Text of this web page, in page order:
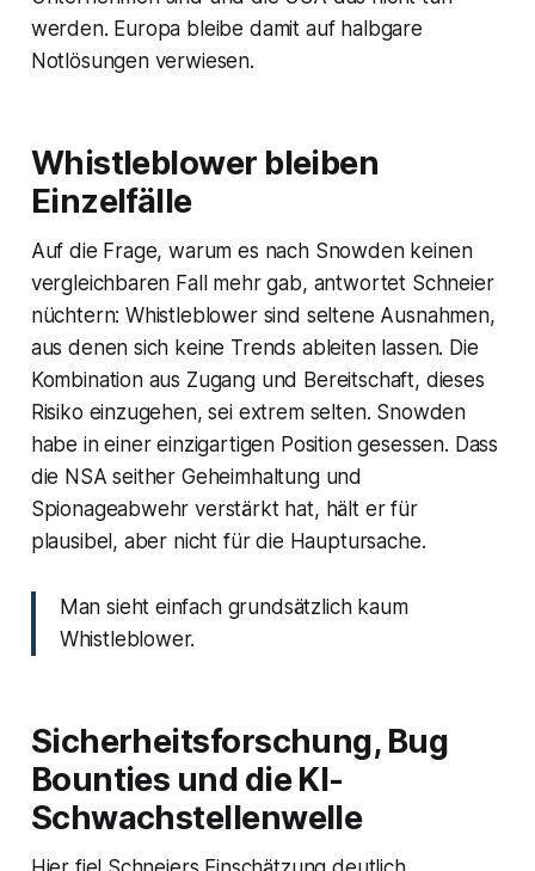
werden. Europa bleibe damit auf halbgare
Notlösungen verwiesen.
Whistleblower bleiben
Einzelfälle
Auf die Frage, warum es nach Snowden keinen
vergleichbaren Fall mehr gab, antwortet Schneier
nüchtern: Whistleblower sind seltene Ausnahmen,
aus denen sich keine Trends ableiten lassen. Die
Kombination aus Zugang und Bereitschaft, dieses
Risiko einzugehen, sei extrem selten. Snowden
habe in einer einzigartigen Position gesessen. Dass
die NSA seither Geheimhaltung und
Spionageabwehr verstärkt hat, hält er für
plausibel, aber nicht für die Hauptursache.
Man sieht einfach grundsätzlich kaum
Whistleblower.
Sicherheitsforschung, Bug
Bounties und die KI-
Schwachstellenwelle